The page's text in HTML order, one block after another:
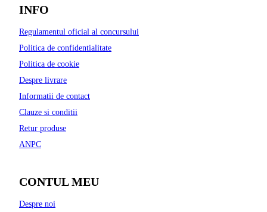
INFO
Regulamentul oficial al concursului
Politica de confidentialitate
Politica de cookie
Despre livrare
Informatii de contact
Clauze si conditii
Retur produse
ANPC
CONTUL MEU
Despre noi